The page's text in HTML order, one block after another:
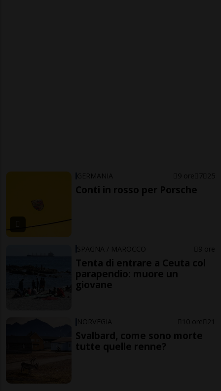
GERMANIA 9 ore 7 25
Conti in rosso per Porsche
SPAGNA / MAROCCO 9 ore
Tenta di entrare a Ceuta col
parapendio: muore un
giovane
NORVEGIA 10 ore 21
Svalbard, come sono morte
tutte quelle renne?